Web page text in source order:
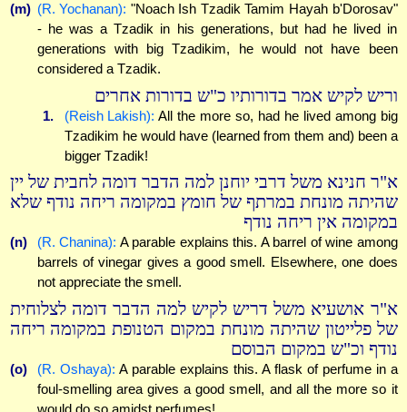
(m) (R. Yochanan): "Noach Ish Tzadik Tamim Hayah b'Dorosav"
- he was a Tzadik in his generations, but had he lived in
generations with big Tzadikim, he would not have been
considered a Tzadik.
וריש לקיש אמר בדורותיו כ"ש בדורות אחרים
1. (Reish Lakish): All the more so, had he lived among big
Tzadikim he would have (learned from them and) been a
bigger Tzadik!
א"ר חנינא משל דרבי יוחנן למה הדבר דומה לחבית של יין
שהיתה מונחת במרתף של חומץ במקומה ריחה נודף שלא
במקומה אין ריחה נודף
(n) (R. Chanina): A parable explains this. A barrel of wine among
barrels of vinegar gives a good smell. Elsewhere, one does
not appreciate the smell.
א"ר אושעיא משל דריש לקיש למה הדבר דומה לצלוחית
של פלייטון שהיתה מונחת במקום הטנופת במקומה ריחה
נודף וכ"ש במקום הבוסם
(o) (R. Oshaya): A parable explains this. A flask of perfume in a
foul-smelling area gives a good smell, and all the more so it
would do so amidst perfumes!